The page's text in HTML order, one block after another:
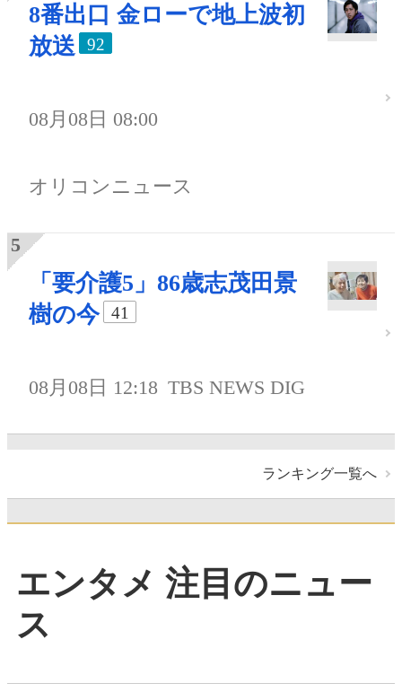
8番出口 金ローで地上波初
放送
92
08月08日 08:00
オリコンニュース
「要介護5」86歳志茂田景
樹の今
41
08月08日 12:18 TBS NEWS DIG
ランキング一覧へ
エンタメ 注目のニュー
ス